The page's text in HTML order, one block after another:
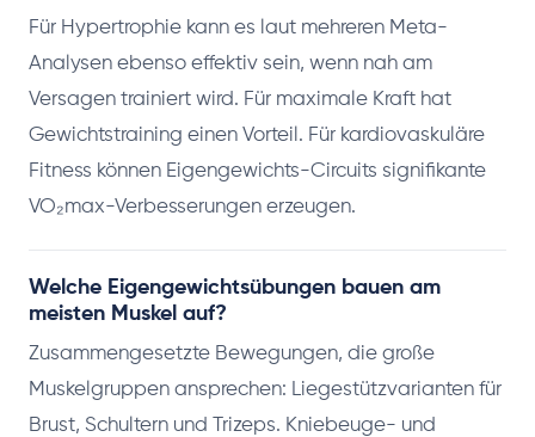
Für Hypertrophie kann es laut mehreren Meta-
Analysen ebenso effektiv sein, wenn nah am
Versagen trainiert wird. Für maximale Kraft hat
Gewichtstraining einen Vorteil. Für kardiovaskuläre
Fitness können Eigengewichts-Circuits signifikante
VO₂max-Verbesserungen erzeugen.
Welche Eigengewichtsübungen bauen am
meisten Muskel auf?
Zusammengesetzte Bewegungen, die große
Muskelgruppen ansprechen: Liegestützvarianten für
Brust, Schultern und Trizeps. Kniebeuge- und